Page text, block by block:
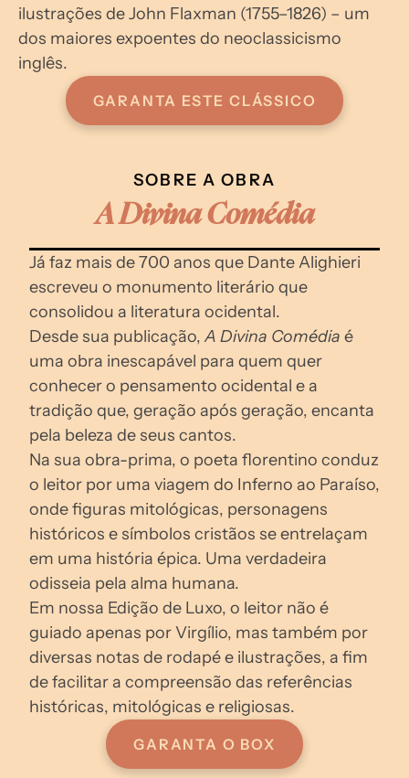
ilustrações de John Flaxman (1755–1826) – um
dos maiores expoentes do neoclassicismo
inglês.
GARANTA ESTE CLÁSSICO
SOBRE A OBRA
A Divina Comédia
Já faz mais de 700 anos que Dante Alighieri
escreveu o monumento literário que
consolidou a literatura ocidental.
Desde sua publicação, A Divina Comédia é
uma obra inescapável para quem quer
conhecer o pensamento ocidental e a
tradição que, geração após geração, encanta
pela beleza de seus cantos.
Na sua obra-prima, o poeta florentino conduz
o leitor por uma viagem do Inferno ao Paraíso,
onde figuras mitológicas, personagens
históricos e símbolos cristãos se entrelaçam
em uma história épica. Uma verdadeira
odisseia pela alma humana.
Em nossa Edição de Luxo, o leitor não é
guiado apenas por Virgílio, mas também por
diversas notas de rodapé e ilustrações, a fim
de facilitar a compreensão das referências
históricas, mitológicas e religiosas.
GARANTA O BOX